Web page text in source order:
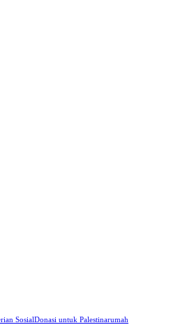
SosialDonasi untuk Palestinarumah